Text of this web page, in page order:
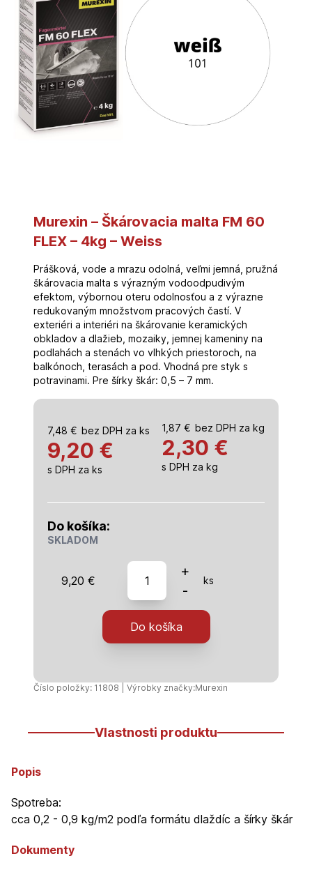
Murexin – Škárovacia malta FM 60
FLEX – 4kg – Weiss
Prášková, vode a mrazu odolná, veľmi jemná, pružná
škárovacia malta s výrazným vodoodpudivým
efektom, výbornou oteru odolnosťou a z výrazne
redukovaným množstvom pracových častí. V
exteriéri a interiéri na škárovanie keramických
obkladov a dlažieb, mozaiky, jemnej kameniny na
podlahách a stenách vo vlhkých priestoroch, na
balkónoch, terasách a pod. Vhodná pre styk s
potravinami. Pre šírky škár: 0,5 – 7 mm.
7,48 € bez DPH za ks
9,20 €
s DPH za ks
1,87 € bez DPH za kg
2,30 €
s DPH za kg
Do košíka:
SKLADOM
9,20 €
množstvo
Murexin
-
Škárovacia
malta
FLEX
-
+
-
ks
Do košíka
Číslo položky: 11808 | Výrobky značky:Murexin
Vlastnosti produktu
Popis
Spotreba:
cca 0,2 - 0,9 kg/m2 podľa formátu dlaždíc a šírky škár
Dokumenty